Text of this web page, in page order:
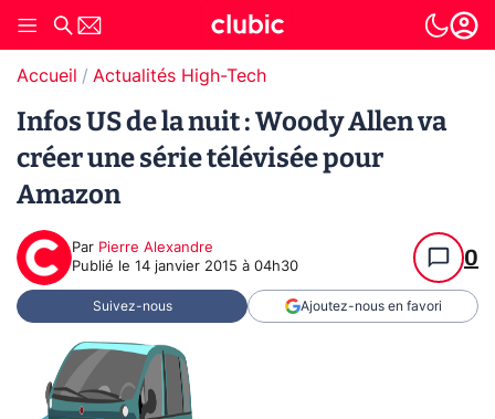
Accueil Actualités High-Tech
Infos US de la nuit : Woody Allen va
créer une série télévisée pour
Amazon
Par Pierre Alexandre
Publié le 14 janvier 2015 à 04h30 0
Suivez-nous Ajoutez-nous en favori